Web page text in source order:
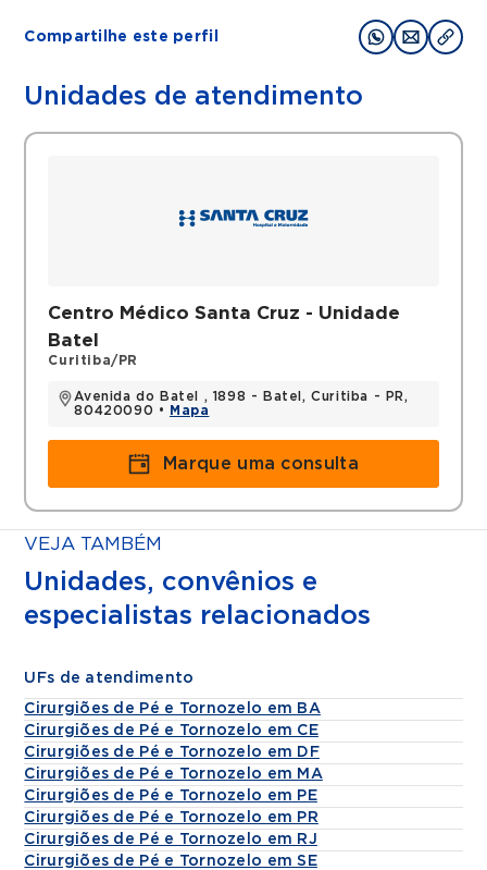
Compartilhe este perfil
Unidades de atendimento
Centro Médico Santa Cruz - Unidade
Batel
Curitiba/PR
Avenida do Batel , 1898 - Batel, Curitiba - PR,
80420090 •
Mapa
Marque uma consulta
VEJA TAMBÉM
Unidades, convênios e
especialistas relacionados
UFs de atendimento
Cirurgiões de Pé e Tornozelo em BA
Cirurgiões de Pé e Tornozelo em CE
Cirurgiões de Pé e Tornozelo em DF
Cirurgiões de Pé e Tornozelo em MA
Cirurgiões de Pé e Tornozelo em PE
Cirurgiões de Pé e Tornozelo em PR
Cirurgiões de Pé e Tornozelo em RJ
Cirurgiões de Pé e Tornozelo em SE